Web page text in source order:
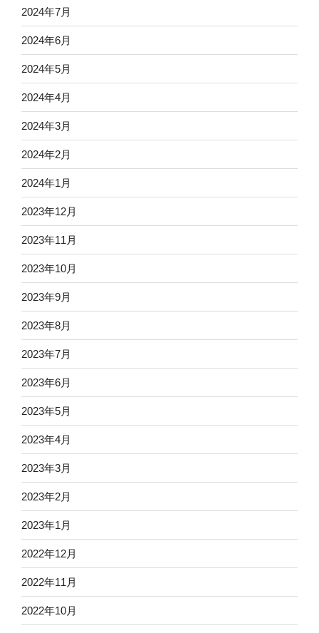
2024年7月
2024年6月
2024年5月
2024年4月
2024年3月
2024年2月
2024年1月
2023年12月
2023年11月
2023年10月
2023年9月
2023年8月
2023年7月
2023年6月
2023年5月
2023年4月
2023年3月
2023年2月
2023年1月
2022年12月
2022年11月
2022年10月